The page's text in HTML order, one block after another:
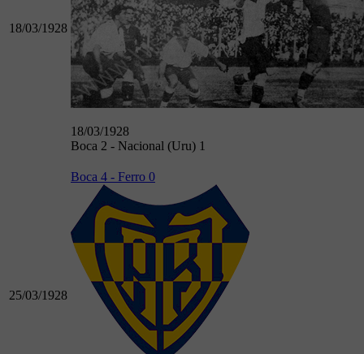
18/03/1928
18/03/1928
Boca 2 - Nacional (Uru) 1
25/03/1928
Boca 4 - Ferro 0